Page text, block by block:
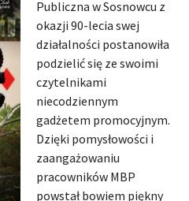
Publiczna w Sosnowcu z
okazji 90-lecia swej
działalności postanowiła
podzielić się ze swoimi
czytelnikami
niecodziennym
gadżetem promocyjnym.
Dzięki pomysłowości i
zaangażowaniu
pracowników MBP
powstał bowiem piękny